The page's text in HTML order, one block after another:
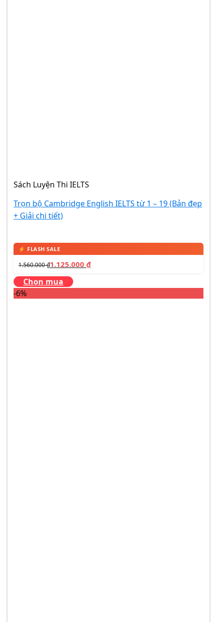
Sách Luyện Thi IELTS
Trọn bộ Cambridge English IELTS từ 1 – 19 (Bản đẹp
+ Giải chi tiết)
1.560.000₫1.125.000 ₫
Chọn mua
-6%